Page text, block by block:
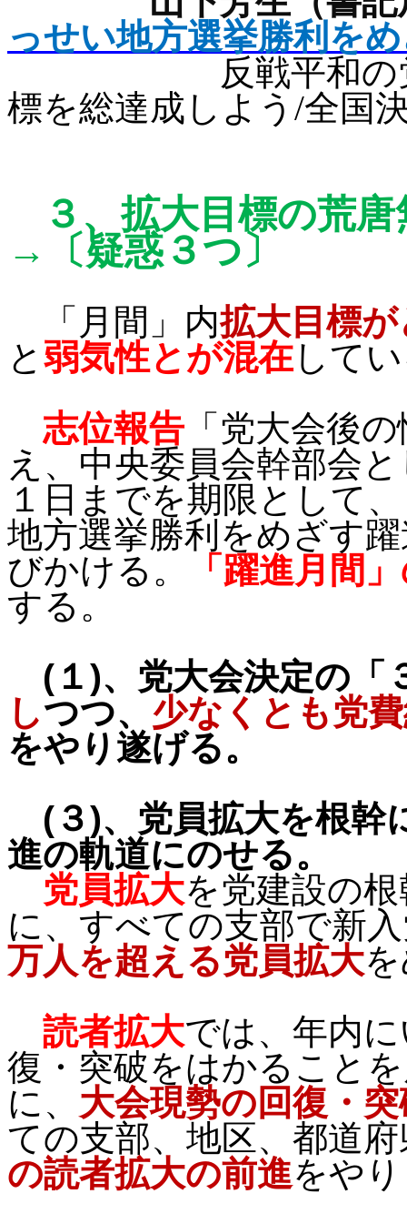
っせい地方選挙勝利を
反戦平和の党の
標を総達成しよう /全国
３、拡大目標の荒
→〔疑惑３つ〕
「月間」内拡大目標
と 弱気性とが混在して
志位報告「 党大会後
え、中央委員会幹部会
１日までを期限として
地方選挙勝利をめざす
びかける。
「躍進月間
する。
( １)、党大会決定の「
しつつ、 少なくとも党
をやり遂げる。
( ３)、党員拡大を根幹
進の軌道にのせる。
党員拡大を党建設の
に、すべての支部で新
万人を超える党員拡大
読者拡大では、年内
復・突破をはかること
に、 大会現勢の回復・突
ての支部、地区、都道
の読者拡大の前進をや